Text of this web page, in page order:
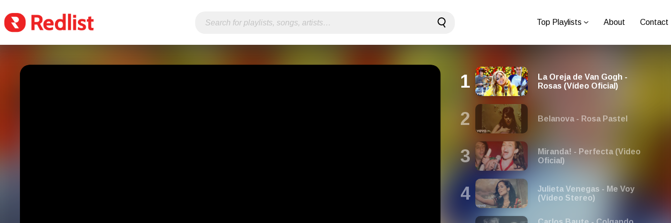
Top Playlists About Contact
La Oreja de Van Gogh -
Rosas (Vídeo Oficial)
Belanova - Rosa Pastel
Miranda! - Perfecta (Video
Oficial)
Julieta Venegas - Me Voy
(Video Stereo)